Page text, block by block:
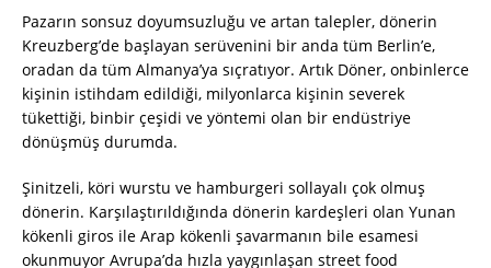
Pazarın sonsuz doyumsuzluğu ve artan talepler, dönerin
Kreuzberg’de başlayan serüvenini bir anda tüm Berlin’e,
oradan da tüm Almanya’ya sıçratıyor. Artık Döner, onbinlerce
kişinin istihdam edildiği, milyonlarca kişinin severek
tükettiği, binbir çeşidi ve yöntemi olan bir endüstriye
dönüşmüş durumda.
Şinitzeli, köri wurstu ve hamburgeri sollayalı çok olmuş
dönerin. Karşılaştırıldığında dönerin kardeşleri olan Yunan
kökenli giros ile Arap kökenli şavarmanın bile esamesi
okunmuyor Avrupa’da hızla yaygınlaşan street food